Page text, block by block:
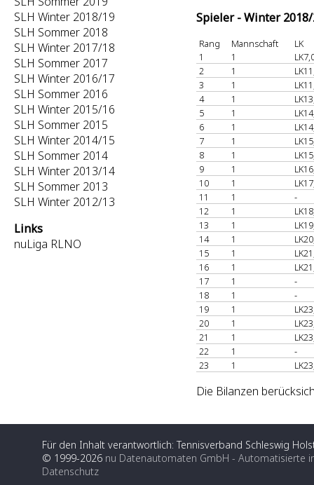
SLH Winter 2018/19
SLH Sommer 2018
SLH Winter 2017/18
SLH Sommer 2017
SLH Winter 2016/17
SLH Sommer 2016
SLH Winter 2015/16
SLH Sommer 2015
SLH Winter 2014/15
SLH Sommer 2014
SLH Winter 2013/14
SLH Sommer 2013
SLH Winter 2012/13
Links
nuLiga RLNO
Spieler - Winter
Rang Mannschaft
LK
1
1
2
1
3
1
4
1
5
1
6
1
7
1
8
1
9
1
10
1
11
1
-
12
1
13
1
14
1
15
1
16
1
17
1
-
18
1
-
19
1
20
1
21
1
22
1
-
23
1
Die Bilanzen
Für den Inhalt verantwortlich: Tennisverband Schleswig
© 1999-2026 nu Datenautomaten GmbH - Automatisierte
Datenschutz